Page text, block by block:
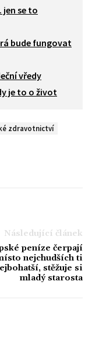
jen se to
bude fungovat
vředy
je to o život
zdravotnictví
Následující článek
peníze čerpají
nejchudších ti
stěžuje si
mladý starosta